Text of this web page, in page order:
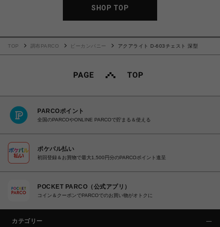
SHOP TOP
TOP 調布PARCO ビーカンパニー アクアライト D-603チェスト 深型
PARCOポイント
全国のPARCOやONLINE PARCOで貯まる＆使える
ポケパル払い
初回登録＆お買物で最大1,500円分のPARCOポイント進呈
POCKET PARCO（公式アプリ）
コイン＆クーポンでPARCOでのお買い物がオトクに
カテゴリー